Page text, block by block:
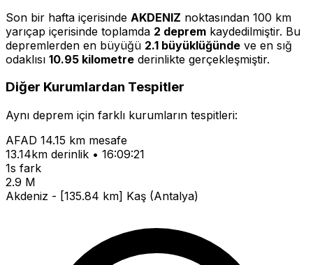
Son bir hafta içerisinde AKDENIZ noktasından 100 km
yarıçap içerisinde toplamda 2 deprem kaydedilmiştir. Bu
depremlerden en büyüğü 2.1 büyüklüğünde ve en sığ
odaklısı 10.95 kilometre derinlikte gerçekleşmiştir.
Diğer Kurumlardan Tespitler
Aynı deprem için farklı kurumların tespitleri:
AFAD 14.15 km mesafe
13.14km derinlik • 16:09:21
1s fark
2.9 M
Akdeniz - [135.84 km] Kaş (Antalya)